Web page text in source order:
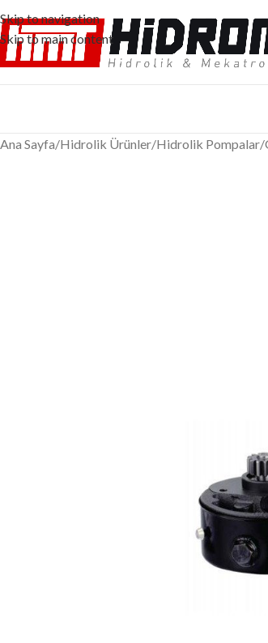
Skip to navigation
Skip to main content
Ana Sayfa/Hidrolik Ürünler/Hidrolik Pompalar/